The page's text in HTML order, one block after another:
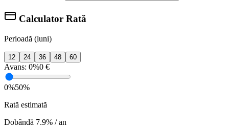
Calculator Rată
Perioadă (luni)
12 24 36 48 60
Avans: 0%0 €
0%50%
Rată estimată
Dobândă 7.9% / an